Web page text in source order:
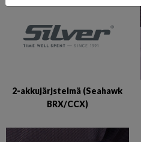
2-akkujärjstelmä (Seahawk
BRX/CCX)